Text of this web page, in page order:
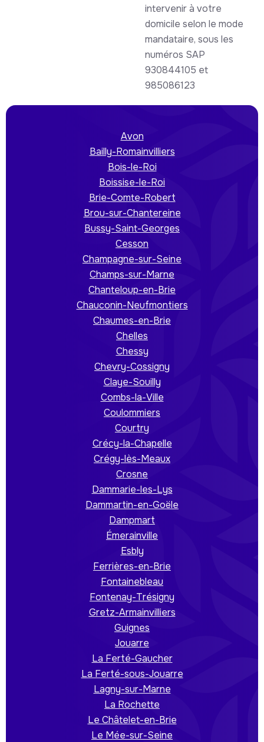
intervenir à votre
domicile selon le mode
mandataire, sous les
numéros SAP
930844105 et
985086123
Avon
Bailly-Romainvilliers
Bois-le-Roi
Boissise-le-Roi
Brie-Comte-Robert
Brou-sur-Chantereine
Bussy-Saint-Georges
Cesson
Champagne-sur-Seine
Champs-sur-Marne
Chanteloup-en-Brie
Chauconin-Neufmontiers
Chaumes-en-Brie
Chelles
Chessy
Chevry-Cossigny
Claye-Souilly
Combs-la-Ville
Coulommiers
Courtry
Crécy-la-Chapelle
Crégy-lès-Meaux
Crosne
Dammarie-les-Lys
Dammartin-en-Goële
Dampmart
Émerainville
Esbly
Ferrières-en-Brie
Fontainebleau
Fontenay-Trésigny
Gretz-Armainvilliers
Guignes
Jouarre
La Ferté-Gaucher
La Ferté-sous-Jouarre
Lagny-sur-Marne
La Rochette
Le Châtelet-en-Brie
Le Mée-sur-Seine